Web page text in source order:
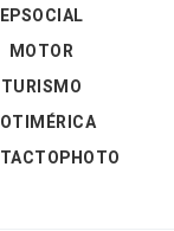
EPSOCIAL
MOTOR
TURISMO